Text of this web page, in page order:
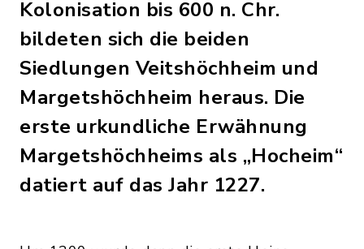
Kolonisation bis 600 n. Chr.
bildeten sich die beiden
Siedlungen Veitshöchheim und
Margetshöchheim heraus. Die
erste urkundliche Erwähnung
Margetshöchheims als „Hocheim“
datiert auf das Jahr 1227.